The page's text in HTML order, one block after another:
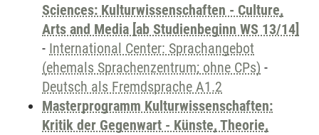
Sciences: Kulturwissenschaften - Culture,
Arts and Media [ab Studienbeginn WS 13/14]
- International Center: Sprachangebot
(ehemals Sprachenzentrum; ohne CPs) -
Deutsch als Fremdsprache A1.2
Masterprogramm Kulturwissenschaften:
Kritik der Gegenwart - Künste, Theorie,